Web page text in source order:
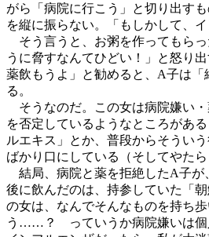
がら「病院に行こう」と切り出す
を縦に振らない。「もしかして、
そう言うと、お粥を作ってもら
うに脅すなんてひどい！」と怒り
薬飲もうよ」と勧めると、A子は「
る。
そうなのだ。この女は病院嫌い
を否定しているようなところがあ
ルエキス」とか、普段からそうい
ばかり口にしている（そしてやたら
結局、病院と薬を拒絶したA子が
後に飲んだのは、持参していた「
の女は、なんでそんなものを持ち
う……？ っていうか病院嫌いは個